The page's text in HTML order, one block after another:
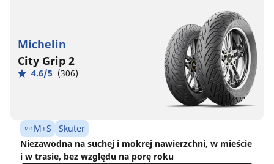
Michelin
City Grip 2
4.6/5 (306)
M+S
Skuter
Niezawodna na suchej i mokrej nawierzchni, w mieście
i w trasie, bez względu na porę roku